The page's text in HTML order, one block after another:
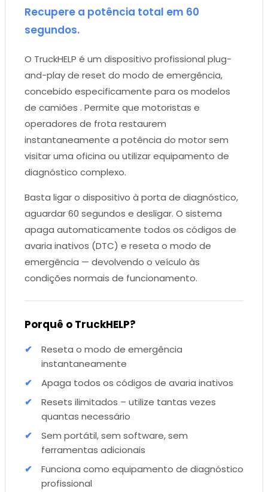
Recupere a potência total em 60
segundos.
O TruckHELP é um dispositivo profissional plug-
and-play de reset do modo de emergência,
concebido especificamente para os modelos
de camiões . Permite que motoristas e
operadores de frota restaurem
instantaneamente a potência do motor sem
visitar uma oficina ou utilizar equipamento de
diagnóstico complexo.
Basta ligar o dispositivo à porta de diagnóstico,
aguardar 60 segundos e desligar. O sistema
apaga automaticamente todos os códigos de
avaria inativos (DTC) e reseta o modo de
emergência — devolvendo o veículo às
condições normais de funcionamento.
Porquê o TruckHELP?
Reseta o modo de emergência
instantaneamente
Apaga todos os códigos de avaria inativos
Resets ilimitados – utilize tantas vezes
quantas necessário
Sem portátil, sem software, sem
ferramentas adicionais
Funciona como equipamento de diagnóstico
profissional